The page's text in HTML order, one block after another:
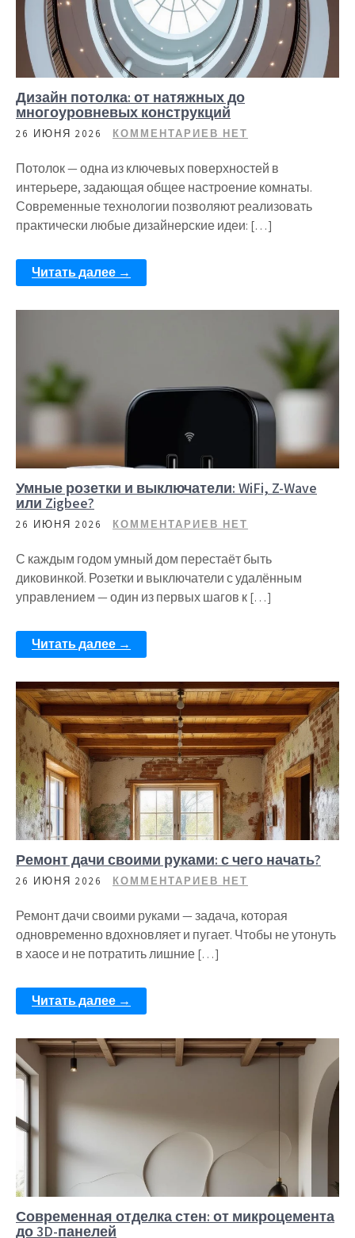
Дизайн потолка: от натяжных до
многоуровневых конструкций
26 ИЮНЯ 2026 КОММЕНТАРИЕВ НЕТ
Потолок — одна из ключевых поверхностей в
интерьере, задающая общее настроение комнаты.
Современные технологии позволяют реализовать
практически любые дизайнерские идеи: […]
Читать далее →
Умные розетки и выключатели: WiFi, Z-Wave
или Zigbee?
26 ИЮНЯ 2026 КОММЕНТАРИЕВ НЕТ
С каждым годом умный дом перестаёт быть
диковинкой. Розетки и выключатели с удалённым
управлением — один из первых шагов к […]
Читать далее →
Ремонт дачи своими руками: с чего начать?
26 ИЮНЯ 2026 КОММЕНТАРИЕВ НЕТ
Ремонт дачи своими руками — задача, которая
одновременно вдохновляет и пугает. Чтобы не утонуть
в хаосе и не потратить лишние […]
Читать далее →
Современная отделка стен: от микроцемента
до 3D-панелей